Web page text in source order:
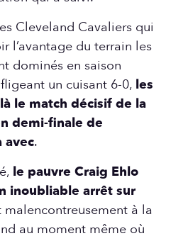
Cleveland Cavaliers qui
l’avantage du terrain les
dominés en saison
un cuisant 6-0, les
le match décisif de la
demi-finale de
avec.
le pauvre Craig Ehlo
inoubliable arrêt sur
à la
au moment même où